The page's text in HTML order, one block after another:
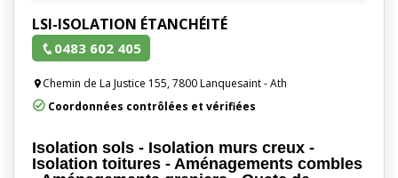
LSI-ISOLATION ÉTANCHÉITÉ
0483 602 405
Chemin de La Justice 155, 7800 Lanquesaint - Ath
Coordonnées contrôlées et vérifiées
Isolation sols - Isolation murs creux -
Isolation toitures - Aménagements combles